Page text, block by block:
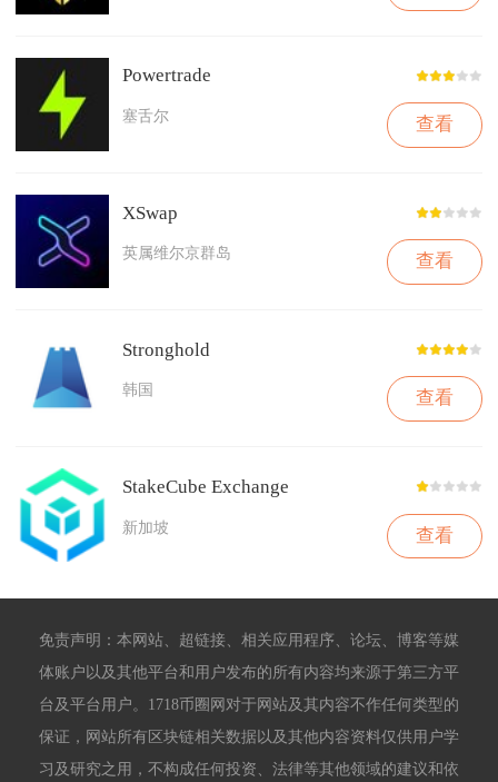
Powertrade
塞舌尔 查看
XSwap
英属维尔京群岛 查看
Stronghold
韩国 查看
StakeCube Exchange
新加坡 查看
免责声明：本网站、超链接、相关应用程序、论坛、博客等媒
体账户以及其他平台和用户发布的所有内容均来源于第三方平
台及平台用户。1718币圈网对于网站及其内容不作任何类型的
保证，网站所有区块链相关数据以及其他内容资料仅供用户学
习及研究之用，不构成任何投资、法律等其他领域的建议和依